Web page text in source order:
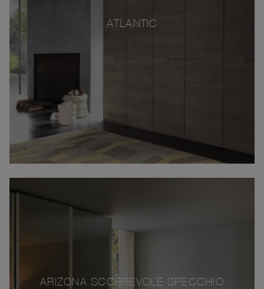
ATLANTIC
ARIZONA SCORREVOLE SPECCHIO